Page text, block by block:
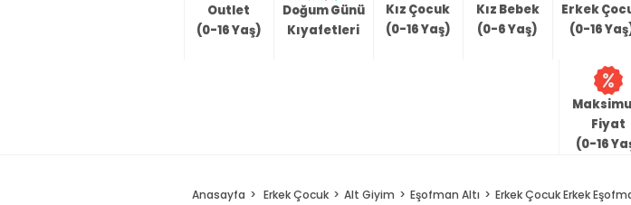
Outlet
(0-16 Yaş)
Doğum Günü
Kıyafetleri
Kız Çocuk
(0-16 Yaş)
Kız Bebek
(0-6 Yaş)
Erkek
(0-16
Fiyat
(0-16
Anasayfa Erkek Çocuk Alt Giyim Eşofman Altı Erkek Çocuk Erkek